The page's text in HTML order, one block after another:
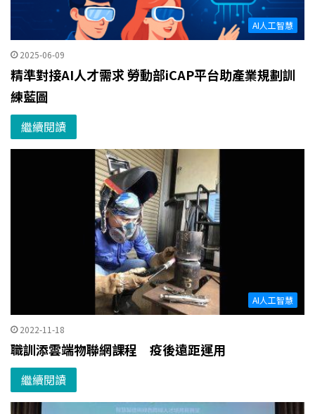
AI人工智慧
2025-06-09
精準對接AI人才需求 勞動部iCAP平台助產業規劃訓
練藍圖
繼續閱讀
AI人工智慧
2022-11-18
職訓添雲端物聯網課程 疫後遠距運用
繼續閱讀